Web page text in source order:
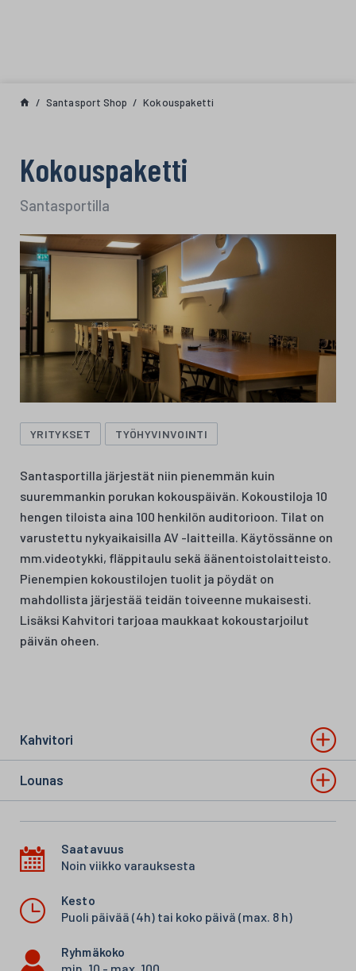
Santasport Shop Kokouspaketti
Kokouspaketti
Santasportilla
YRITYKSET TYÖHYVINVOINTI
Santasportilla järjestät niin pienemmän kuin
suuremmankin porukan kokouspäivän. Kokoustiloja 10
hengen tiloista aina 100 henkilön auditorioon. Tilat on
varustettu nykyaikaisilla AV -laitteilla. Käytössänne on
mm.videotykki, fläppitaulu sekä äänentoistolaitteisto.
Pienempien kokoustilojen tuolit ja pöydät on
mahdollista järjestää teidän toiveenne mukaisesti.
Lisäksi Kahvitori tarjoaa maukkaat kokoustarjoilut
päivän oheen.
Kahvitori
Lounas
Saatavuus
Noin viikko varauksesta
Kesto
Puoli päivää (4h) tai koko päivä (max. 8 h)
Ryhmäkoko